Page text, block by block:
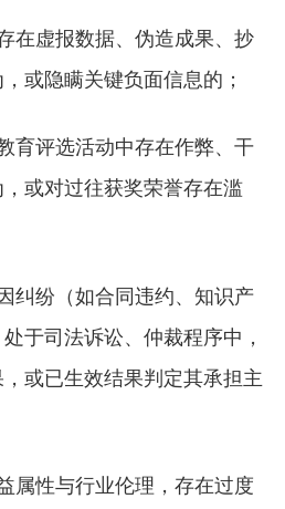
虚报数据、伪造成果、抄
或隐瞒关键负面信息的；
评选活动中存在作弊、干
或对过往获奖荣誉存在滥
纷（如合同违约、知识产
于司法诉讼、仲裁程序中，
或已生效结果判定其承担主
性与行业伦理，存在过度